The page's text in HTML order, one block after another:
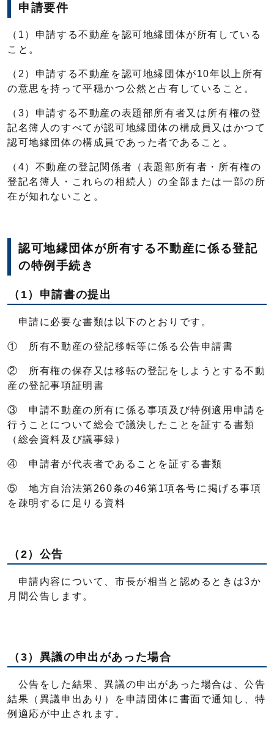
申請要件
（1）申請する不動産を認可地縁団体が所有している
こと。
（2）申請する不動産を認可地縁団体が10年以上所有
の意思を持って平穏かつ公然と占有していること。
（3）申請する不動産の表題部所有者又は所有権の登
記名簿人のすべてが認可地縁団体の構成員又はかつて
認可地縁団体の構成員であった者であること。
（4）不動産の登記関係者（表題部所有者・所有権の
登記名簿人・これらの相続人）の全部または一部の所
在が知れないこと。
認可地縁団体が所有する不動産に係る登記
の特例手続き
（1）申請書の提出
申請に必要な書類は以下のとおりです。
① 所有不動産の登記移転等に係る公告申請書
② 所有権の保存又は移転の登記をしようとする不動
産の登記事項証明書
③ 申請不動産の所有に係る事項及び特例適用申請を
行うことについて総会で議決したことを証する書類
（総会資料及び議事録）
④ 申請者が代表者であることを証する書類
⑤ 地方自治法第260条の46第1項各号に掲げる事項
を疎明するに足りる資料
（2）公告
申請内容について、市長が相当と認めるときは3か
月間公告します。
（3）異議の申出があった場合
公告をした結果、異議の申出があった場合は、公告
結果（異議申出あり）を申請団体に書面で通知し、特
例適応が中止されます。